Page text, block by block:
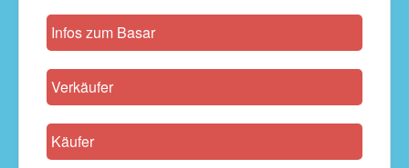
Infos zum Basar
Verkäufer
Käufer